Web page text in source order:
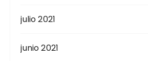
julio 2021
junio 2021